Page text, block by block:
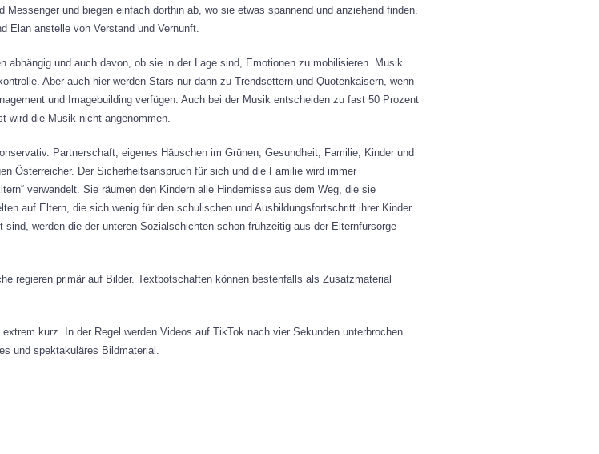
und biegen einfach dorthin ab, wo sie etwas spannend und anziehend finden.
Elan anstelle von Verstand und Vernunft.
abhängig und auch davon, ob sie in der Lage sind, Emotionen zu mobilisieren. Musik
Aber auch hier werden Stars nur dann zu Trendsettern und Quotenkaisern, wenn
und Imagebuilding verfügen. Auch bei der Musik entscheiden zu fast 50 Prozent
wird die Musik nicht angenommen.
Partnerschaft, eigenes Häuschen im Grünen, Gesundheit, Familie, Kinder und
Österreicher. Der Sicherheitsanspruch für sich und die Familie wird immer
verwandelt. Sie räumen den Kindern alle Hindernisse aus dem Weg, die sie
auf Eltern, die sich wenig für den schulischen und Ausbildungsfortschritt ihrer Kinder
werden die der unteren Sozialschichten schon frühzeitig aus der Elternfürsorge
regieren primär auf Bilder. Textbotschaften können bestenfalls als Zusatzmaterial
kurz. In der Regel werden Videos auf TikTok nach vier Sekunden unterbrochen
und spektakuläres Bildmaterial.